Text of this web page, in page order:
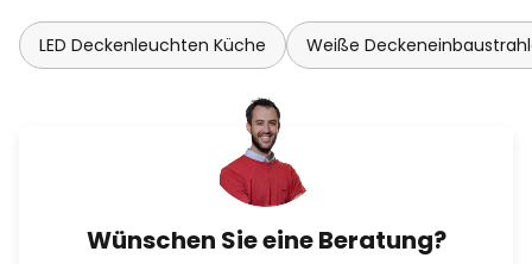
LED Deckenleuchten Küche Weiße
Wünschen Sie eine Beratung?